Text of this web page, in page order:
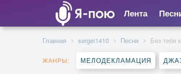
Лента
Главная sergei1410 Песни Без тебя
ЖАНРЫ: МЕЛОДЕКЛАМАЦИЯ